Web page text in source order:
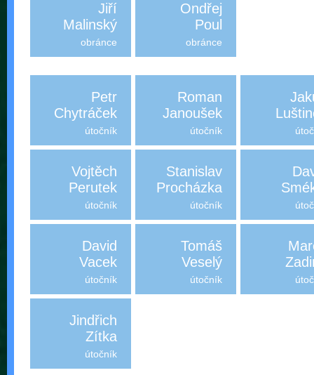
Jiří
Malinský
obránce
Ondřej
Poul
obránce
Petr
Chytráček
útočník
Roman
Janoušek
útočník
Vojtěch
Perutek
útočník
Stanislav
Procházka
útočník
David
Vacek
útočník
Tomáš
Veselý
útočník
Jindřich
Zítka
útočník